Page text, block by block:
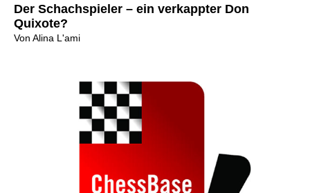
Der Schachspieler – ein verkappter Don
Quixote?
Von Alina L'ami